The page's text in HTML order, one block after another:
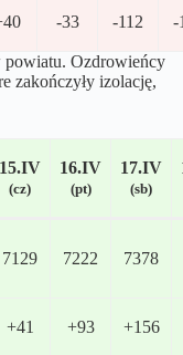
-33 -112 -
powiatu. Ozdrowieńcy
zakończyły izolację,
15.IV
(cz)
16.IV
(pt)
17.IV
(sb)
7129 7222 7378
+41 +93 +156